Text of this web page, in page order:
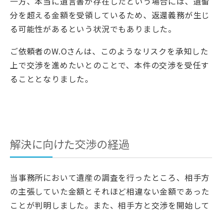
分を超える金額を受領しているため、返還義務が生じ
る可能性があるという状況でもありました。
ご依頼者のW.Oさんは、このようなリスクを承知した
上で交渉を進めたいとのことで、本件の交渉を受任す
ることとなりました。
解決に向けた交渉の経過
当事務所において遺産の調査を行ったところ、相手方
の主張していた金額とそれほど相違ない金額であった
ことが判明しました。また、相手方と交渉を開始して